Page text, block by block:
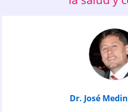
Dr. José